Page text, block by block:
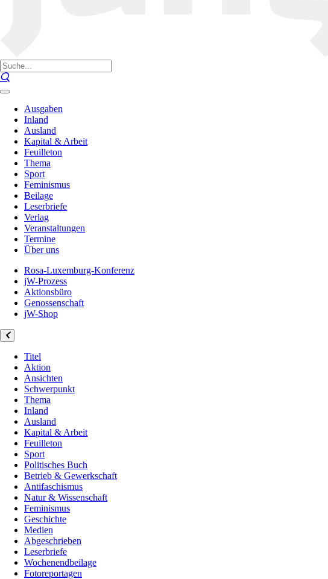
Ausgaben
Inland
Ausland
Kapital & Arbeit
Feuilleton
Thema
Sport
Feminismus
Beilage
Leserbriefe
Verlag
Veranstaltungen
Termine
Über uns
Rosa-Luxemburg-Konferenz
jW-Prozess
Aktionsbüro
Genossenschaft
jW-Shop
Titel
Aktion
Ansichten
Schwerpunkt
Thema
Inland
Ausland
Kapital & Arbeit
Feuilleton
Sport
Politisches Buch
Betrieb & Gewerkschaft
Antifaschismus
Natur & Wissenschaft
Feminismus
Geschichte
Medien
Abgeschrieben
Leserbriefe
Wochenendbeilage
Fotoreportagen